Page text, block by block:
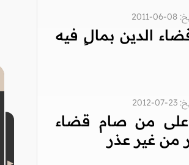
الدين بمالٍ فيه
على من صام قضاء
من غير عذر